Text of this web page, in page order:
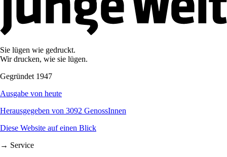
Sie lügen wie gedruckt.
Wir drucken, wie sie lügen.
Gegründet 1947
Ausgabe von heute
Herausgegeben von 3092 GenossInnen
Diese Website auf einen Blick
→ Service